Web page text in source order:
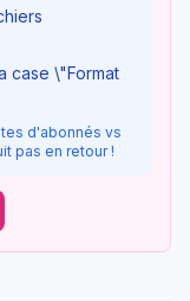
case \"Format
d'abonnés vs
pas en retour !